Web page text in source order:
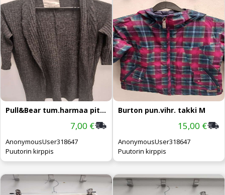
Pull&Bear tum.harmaa pitkä neule S
7,00 €
AnonymousUser318647
Puutorin kirppis
Burton pun.vihr. takki M
15,00 €
AnonymousUser318647
Puutorin kirppis